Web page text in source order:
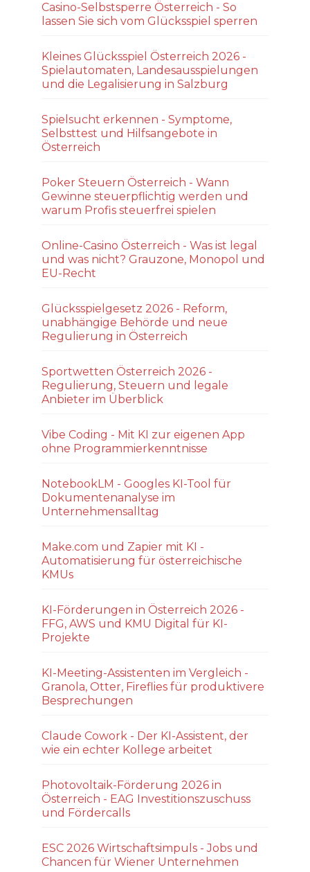
Casino-Selbstsperre Österreich - So
lassen Sie sich vom Glücksspiel sperren
Kleines Glücksspiel Österreich 2026 -
Spielautomaten, Landesausspielungen
und die Legalisierung in Salzburg
Spielsucht erkennen - Symptome,
Selbsttest und Hilfsangebote in
Österreich
Poker Steuern Österreich - Wann
Gewinne steuerpflichtig werden und
warum Profis steuerfrei spielen
Online-Casino Österreich - Was ist legal
und was nicht? Grauzone, Monopol und
EU-Recht
Glücksspielgesetz 2026 - Reform,
unabhängige Behörde und neue
Regulierung in Österreich
Sportwetten Österreich 2026 -
Regulierung, Steuern und legale
Anbieter im Überblick
Vibe Coding - Mit KI zur eigenen App
ohne Programmierkenntnisse
NotebookLM - Googles KI-Tool für
Dokumentenanalyse im
Unternehmensalltag
Make.com und Zapier mit KI -
Automatisierung für österreichische
KMUs
KI-Förderungen in Österreich 2026 -
FFG, AWS und KMU Digital für KI-
Projekte
KI-Meeting-Assistenten im Vergleich -
Granola, Otter, Fireflies für produktivere
Besprechungen
Claude Cowork - Der KI-Assistent, der
wie ein echter Kollege arbeitet
Photovoltaik-Förderung 2026 in
Österreich - EAG Investitionszuschuss
und Fördercalls
ESC 2026 Wirtschaftsimpuls - Jobs und
Chancen für Wiener Unternehmen